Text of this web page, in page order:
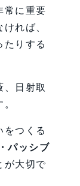
常に重要
れば、
たりする
、日射取
をつくる
パッシブ
が大切で